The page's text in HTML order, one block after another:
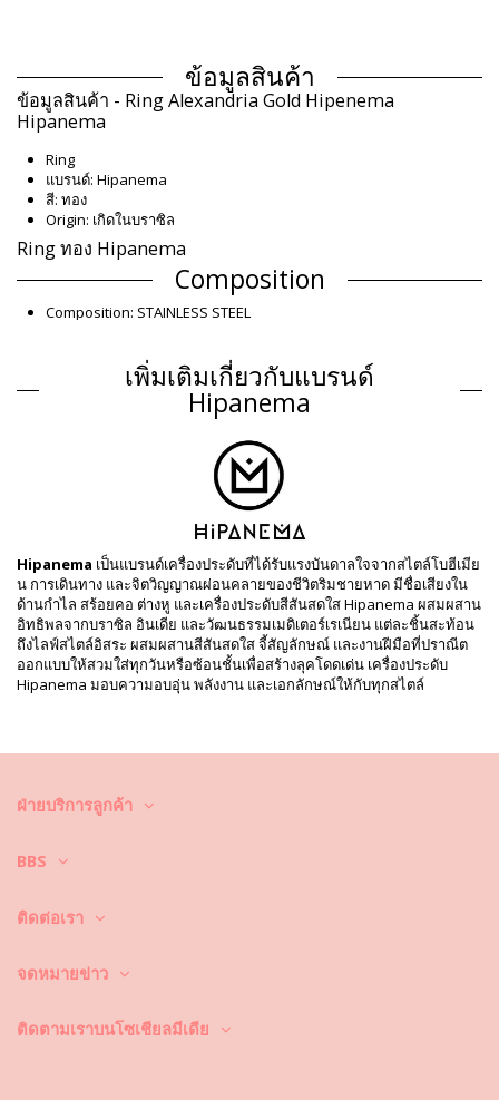
ข้อมูลสินค้า
ข้อมูลสินค้า - Ring Alexandria Gold Hipenema
Hipanema
Ring
แบรนด์: Hipanema
สี: ทอง
Origin: เกิดในบราซิล
Ring ทอง Hipanema
Composition
Composition: STAINLESS STEEL
แผนก: ผู้หญิง, Ring
รวมแพ็คเกจ: 1 x Ring (ไม่รวมอุปกรณ์เสริมอื่น ๆ)
EAN: 54 (3701580124045), 56 (3701580125561)
การอ้างอิงผู้จัดจำหน่าย: H2456ALEXO
น้ำหนัก: 35g / 0.08lb / 1.23oz
คำแนะนำในการล้างและดูแล
คำแนะนำในการดูแลสำหรับ: Hipanema Ring Alexandria
Gold Hipenema
ถอดเครื่องประดับออกก่อนว่ายน้ำและเก็บลงในกล่องพิเศษ
หลังจากสวมใส่เครื่องประดับแล้ว ให้เช็ดเครื่องประดับด้วยผ้าชุบน้ำหมาด ๆ
สะอาดและนุ่ม
เพิ่มเติมเกี่ยวกับแบรนด์
Hipanema
Hipanema เป็นแบรนด์เครื่องประดับที่ได้รับแรงบันดาลใจจากสไตล์โบฮีเมีย
น การเดินทาง และจิตวิญญาณผ่อนคลายของชีวิตริมชายหาด มีชื่อเสียงใน
ด้านกำไล สร้อยคอ ต่างหู และเครื่องประดับสีสันสดใส Hipanema ผสมผสาน
อิทธิพลจากบราซิล อินเดีย และวัฒนธรรมเมดิเตอร์เรเนียน แต่ละชิ้นสะท้อน
ถึงไลฟ์สไตล์อิสระ ผสมผสานสีสันสดใส จี้สัญลักษณ์ และงานฝีมือที่ปราณีต
ออกแบบให้สวมใส่ทุกวันหรือซ้อนชั้นเพื่อสร้างลุคโดดเด่น เครื่องประดับ
Hipanema มอบความอบอุ่น พลังงาน และเอกลักษณ์ให้กับทุกสไตล์
ฝ่ายบริการลูกค้า
BBS
ติดต่อเรา
จดหมายข่าว
ติดตามเราบนโซเชียลมีเดีย